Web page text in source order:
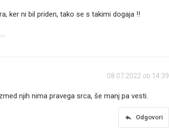
ker ni bil priden, tako se s takimi dogaja !!
08.07.2022 ob 14:39
njih nima pravega srca, še manj pa vesti.
reply Odgovori